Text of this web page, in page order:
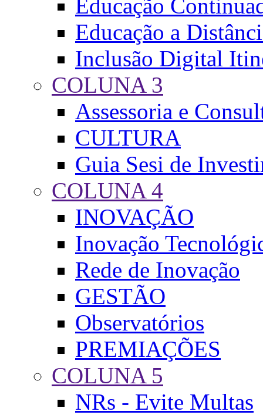
Educação
Educação a
Inclusão Digital
COLUNA 3
Assessoria e
CULTURA
Guia Sesi de
COLUNA 4
INOVAÇÃO
Inovação
Rede de Inovação
GESTÃO
Observatórios
PREMIAÇÕES
COLUNA 5
NRs - Evite Multas